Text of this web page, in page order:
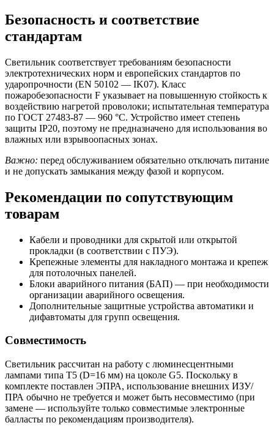
Безопасность и соответствие
стандартам
Светильник соответствует требованиям безопасности
электротехнических норм и европейских стандартов по
ударопрочности (EN 50102 — IK07). Класс
пожаробезопасности F указывает на повышенную стойкость к
воздействию нагретой проволоки; испытательная температура
по ГОСТ 27483-87 — 960 °C. Устройство имеет степень
защиты IP20, поэтому не предназначено для использования во
влажных или взрывоопасных зонах.
Важно: перед обслуживанием обязательно отключать питание
и не допускать замыкания между фазой и корпусом.
Рекомендации по сопутствующим
товарам
Кабели и проводники для скрытой или открытой
прокладки (в соответствии с ПУЭ).
Крепежные элементы для накладного монтажа и крепеж
для потолочных панелей.
Блоки аварийного питания (БАП) — при необходимости
организации аварийного освещения.
Дополнительные защитные устройства автоматики и
дифавтоматы для групп освещения.
Совместимость
Светильник рассчитан на работу с люминесцентными
лампами типа T5 (D=16 мм) на цоколе G5. Поскольку в
комплекте поставлен ЭПРА, использование внешних ИЗУ/
ПРА обычно не требуется и может быть несовместимо (при
замене — используйте только совместимые электронные
балласты по рекомендациям производителя).